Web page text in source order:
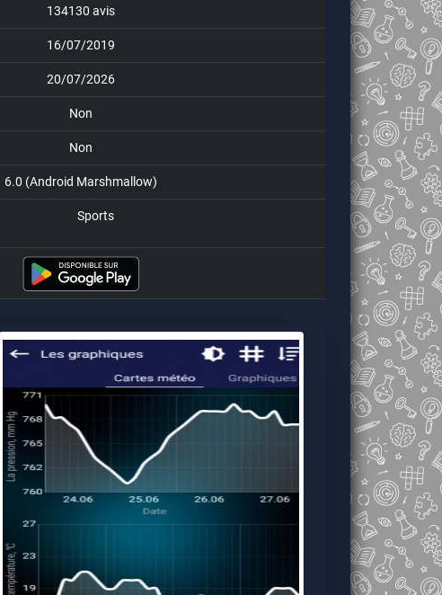
134130 avis
16/07/2019
20/07/2026
Non
Non
6.0 (Android Marshmallow)
Sports